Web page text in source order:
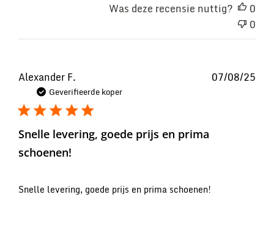
Was deze recensie nuttig?
0
0
Alexander F.
Geverifieerde koper
Snelle levering, goede prijs en prima
schoenen!
Snelle levering, goede prijs en prima schoenen!
07/08/25